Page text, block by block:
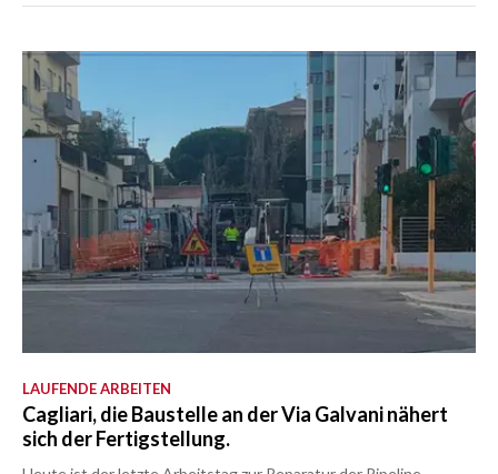
LAUFENDE ARBEITEN
Cagliari, die Baustelle an der Via Galvani nähert
sich der Fertigstellung.